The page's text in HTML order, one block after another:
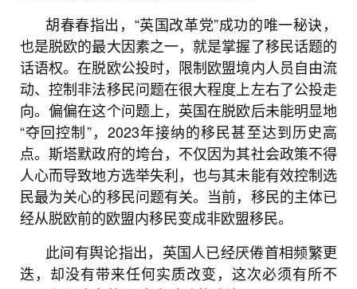
胡春春指出，“英国改革党”成功的唯一秘诀，
也是脱欧的最大因素之一，就是掌握了移民话题的
话语权。在脱欧公投时，限制欧盟境内人员自由流
动、控制非法移民问题在很大程度上左右了公投走
向。偏偏在这个问题上，英国在脱欧后未能明显地
“夺回控制”，2023年接纳的移民甚至达到历史高
点。斯塔默政府的垮台，不仅因为其社会政策不得
人心而导致地方选举失利，也与其未能有效控制选
民最为关心的移民问题有关。当前，移民的主体已
经从脱欧前的欧盟内移民变成非欧盟移民。
此间有舆论指出，英国人已经厌倦首相频繁更
迭，却没有带来任何实质改变，这次必须有所不